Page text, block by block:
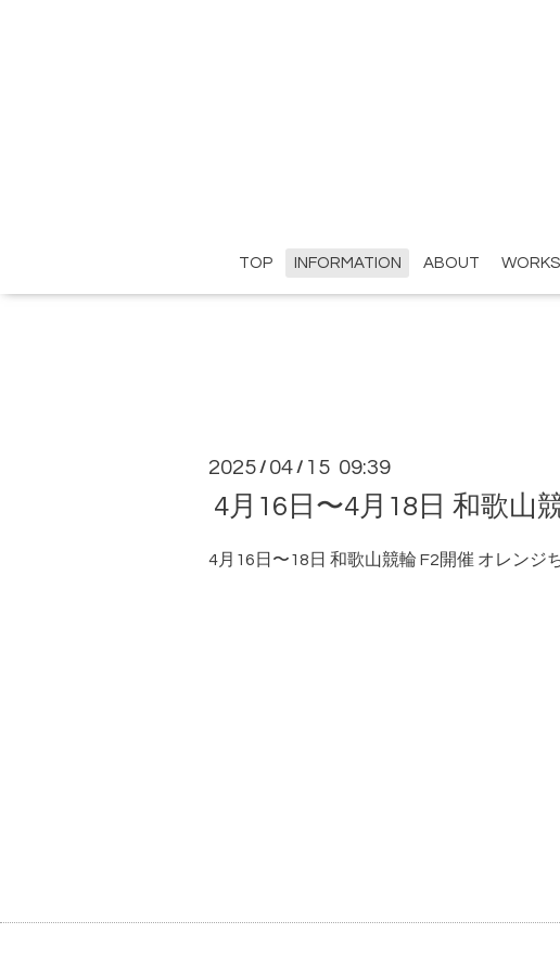
TOP INFORMATION ABOUT WORKS
2025 / 04 / 15 09:39
4月16日〜4月18日 和歌山
4月16日〜18日 和歌山競輪 F2開催 オレンジ